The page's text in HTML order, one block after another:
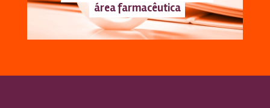
área farmacêutica